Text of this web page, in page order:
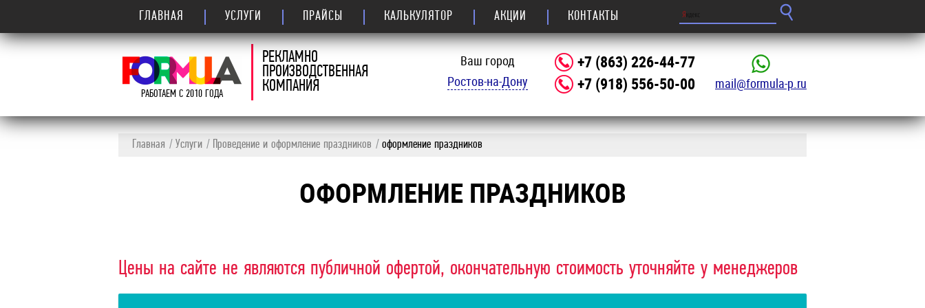
ГЛАВНАЯ УСЛУГИ ПРАЙСЫ КАЛЬКУЛЯТОР АКЦИИ КОНТАКТЫ
РАБОТАЕМ С 2010 ГОДА
РЕКЛАМНО
ПРОИЗВОДСТВЕННАЯ
КОМПАНИЯ
Ваш город
Ростов-на-Дону
+7 (863) 226-44-77
+7 (918) 556-50-00
mail@formula-p.ru
Главная Услуги Проведение и оформление праздников оформление праздников
ОФОРМЛЕНИЕ ПРАЗДНИКОВ
Цены на сайте не являются публичной офертой, окончательную стоимость уточняйте у менеджеров